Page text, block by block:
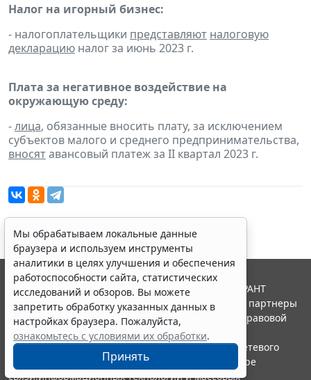
Налог на игорный бизнес:
- налогоплательщики представляют налоговую
декларацию налог за июнь 2023 г.
Плата за негативное воздействие на
окружающую среду:
-лица, обязанные вносить плату, за исключением
субъектов малого и среднего предпринимательства,
вносятавансовый платеж за II квартал 2023 г.
Мы обрабатываем локальные данные
браузера и используем инструменты
аналитики в целях улучшения и обеспечения
работоспособности сайта, статистических
исследований и обзоров. Вы можете
запретить обработку указанных данных в
настройках браузера. Пожалуйста,
ознакомьтесь с условиями их обработки.
Принять
© ООО "НПП "ГАРАНТ-СЕРВИС", 2026. Система ГАРАНТ
выпускается с 1990 года. Компания "Гарант" и ее партнеры
являются участниками Российской ассоциации правовой
информации ГАРАНТ.
Портал ГАРАНТ.РУ зарегистрирован в качестве сетевого
издания Федеральной службой по надзору в сфере
связи,информационных технологий и массовых